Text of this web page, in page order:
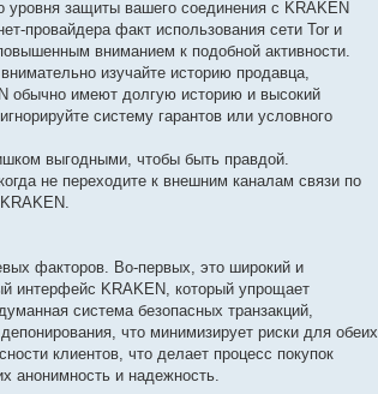
уровня защиты вашего соединения с KRAKEN
провайдера факт использования сети Tor и
вниманием к подобной активности.
изучайте историю продавца,
обычно имеют долгую историю и высокий
систему гарантов или условного
выгодными, чтобы быть правдой.
не переходите к внешним каналам связи по
факторов. Во-первых, это широкий и
интерфейс KRAKEN, который упрощает
система безопасных транзакций,
что минимизирует риски для обеих
клиентов, что делает процесс покупок
анонимность и надежность.